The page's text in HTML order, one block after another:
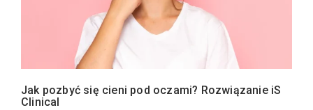
Jak pozbyć się cieni pod oczami? Rozwiązanie iS
Clinical